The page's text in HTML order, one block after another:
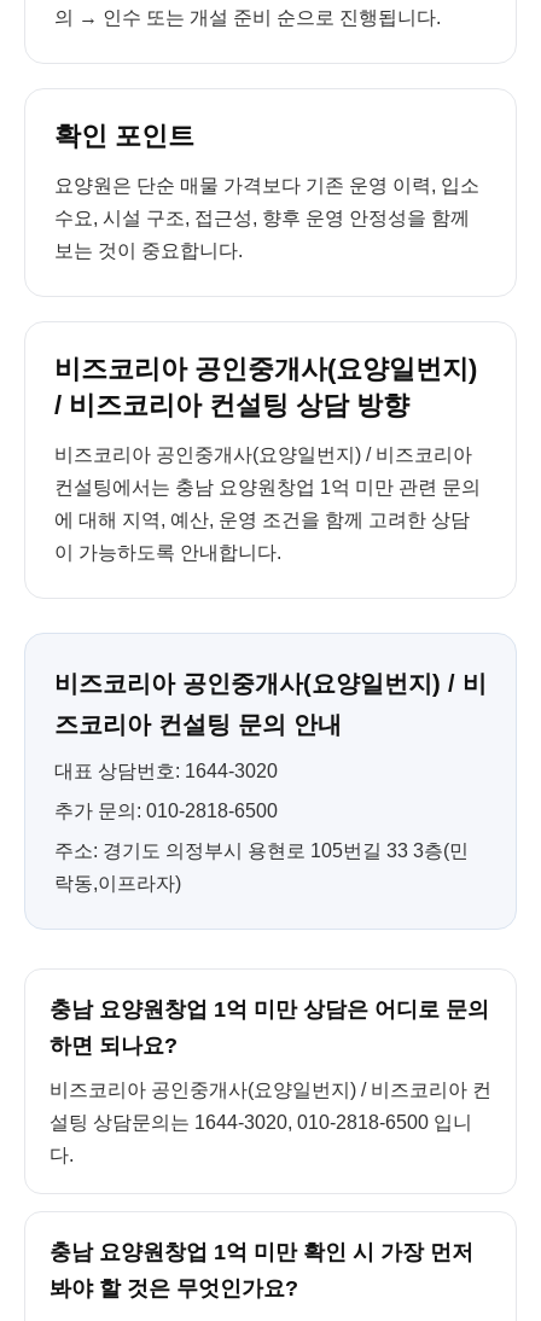
의 → 인수 또는 개설 준비 순으로 진행됩니다.
확인 포인트
요양원은 단순 매물 가격보다 기존 운영 이력, 입소
수요, 시설 구조, 접근성, 향후 운영 안정성을 함께
보는 것이 중요합니다.
비즈코리아 공인중개사(요양일번지)
/ 비즈코리아 컨설팅 상담 방향
비즈코리아 공인중개사(요양일번지) / 비즈코리아
컨설팅에서는 충남 요양원창업 1억 미만 관련 문의
에 대해 지역, 예산, 운영 조건을 함께 고려한 상담
이 가능하도록 안내합니다.
비즈코리아 공인중개사(요양일번지) / 비
즈코리아 컨설팅 문의 안내
대표 상담번호: 1644-3020
추가 문의: 010-2818-6500
주소: 경기도 의정부시 용현로 105번길 33 3층(민
락동,이프라자)
충남 요양원창업 1억 미만 상담은 어디로 문의
하면 되나요?
비즈코리아 공인중개사(요양일번지) / 비즈코리아 컨
설팅 상담문의는 1644-3020, 010-2818-6500 입니
다.
충남 요양원창업 1억 미만 확인 시 가장 먼저
봐야 할 것은 무엇인가요?